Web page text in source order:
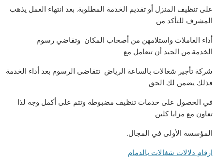
على تنظيف المنزل أو تقديم الخدمة المطلوبة. بعد انتهاء العمل يذهب
المشرف للتأكد من
أداء العاملات واستلامهن من أصحاب المكان وتقاضي رسوم
الخدمة.من الجيد أن تتعامل مع
شركة تأجير شغالات بالساعة الرياض تتقاضى الرسوم بعد أداء الخدمة
فذلك يضمن لك الحق
في الحصول على خدمات تنظيف مضبوطة وتتم على أكمل وجه لذا
تعاون مع مزايا كلين
المؤسسة الأولى في المجال.
ارقام دلالات شغالات بالدمام